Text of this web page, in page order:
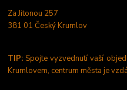
Za Jitonou 257
381 01 Český Krumlov
TIP: Spojte vyzvednutí vaší
Krumlovem, centrum města je